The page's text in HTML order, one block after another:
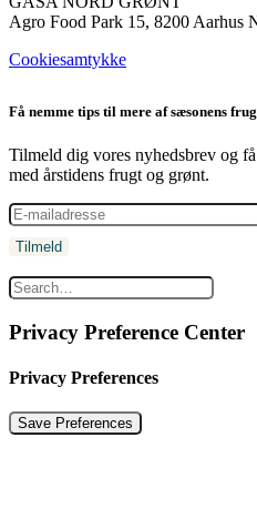
Agro Food Park 15, 8200 Aarhus
Cookiesamtykke
Få nemme tips til mere af sæsonens
Tilmeld dig vores nyhedsbrev og
med årstidens frugt og grønt.
Privacy Preference Center
Privacy Preferences